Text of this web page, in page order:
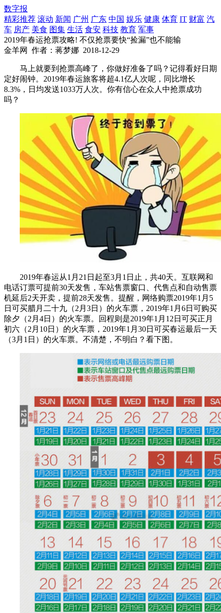
数字报
精彩推荐 滚动 新闻 广州 广东 中国 娱乐 健康 体育 IT 财富 汽
车 房产 美食 图集 生活 食安 科技 教育 军事
2019年春运抢票攻略! 不仅抢票要快“捡漏”也不能输
金羊网
作者：蒋梦娜 2018-12-29
马上就要到抢票高峰了，你做好准备了吗？记得看好日期
定好闹钟。2019年春运旅客将超4.1亿人次呢，同比增长
8.3%，日均发送1033万人次。你有信心在众人中抢票成功
吗？
2019年春运从1月21日起至3月1日止，共40天。互联网和
电话订票可提前30天发售，车站售票窗口、代售点和自动售票
机延后2天开卖，提前28天发售。提醒，网络购票2019年1月5
日可买腊月二十九（2月3日）的火车票，2019年1月6日可购买
除夕（2月4日）的火车票。回程则是2019年1月12日可买正月
初六（2月10日）的火车票，2019年1月30日可买春运最后一天
（3月1日）的火车票。不清楚，不明白？看下图。